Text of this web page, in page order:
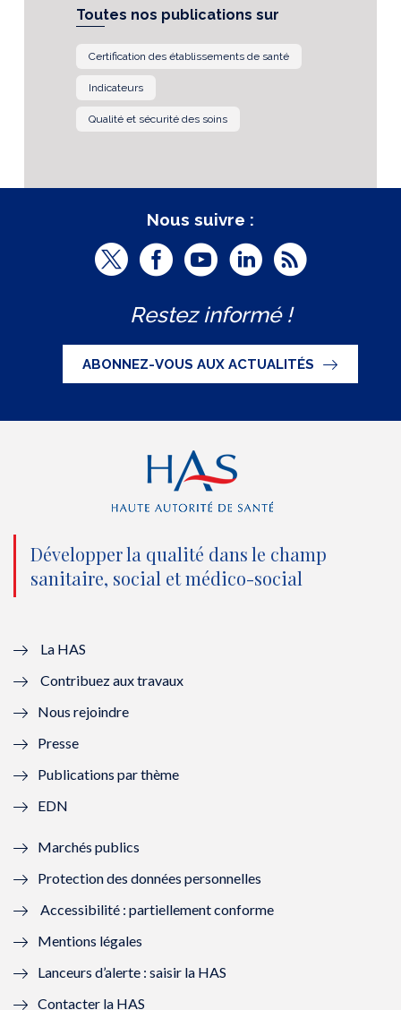
Toutes nos publications sur
Certification des établissements de santé
Indicateurs
Qualité et sécurité des soins
Nous suivre :
T
i
t
t
e
n
o
u
l
l
f
n
ê
t
r
e
F
c
e
b
o
o
k
(
n
o
e
e
n
ê
r
Y
u
t
u
b
e
(
n
o
u
ê
t
e
L
n
k
e
d
(
n
o
ê
R
Restez informé !
ABONNEZ-VOUS AUX ACTUALITÉS
Développer la qualité dans le champ
sanitaire, social et médico-social
La HAS
Contribuez aux travaux
Nous rejoindre
Presse
Publications par thème
EDN
Marchés publics
Protection des données personnelles
Accessibilité : partiellement conforme
Mentions légales
Lanceurs d’alerte : saisir la HAS
Contacter la HAS